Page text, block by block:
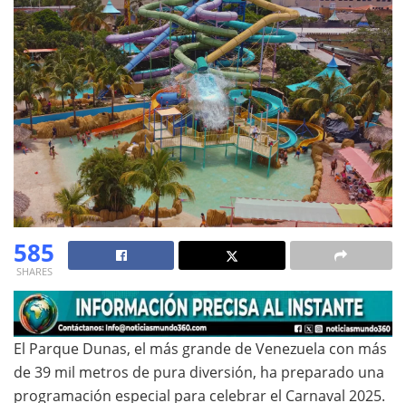
585
SHARES
El Parque Dunas, el más grande de Venezuela con más
de 39 mil metros de pura diversión, ha preparado una
programación especial para celebrar el Carnaval 2025.